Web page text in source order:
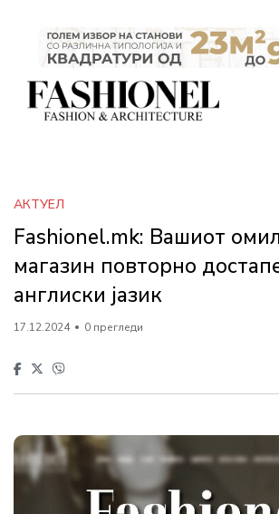
АКТУЕЛ
Fashionel.mk: Вашиот
магазин повторно
англиски јазик
17.12.2024 0 прегледи